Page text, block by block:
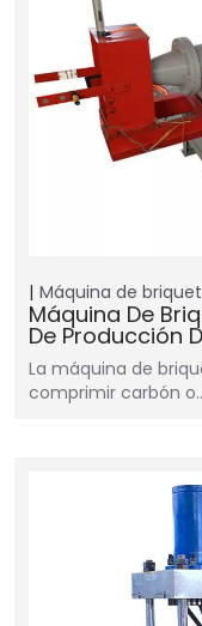
Máquina de
Máquina De
De Producción
La máquina de
comprimir carbón